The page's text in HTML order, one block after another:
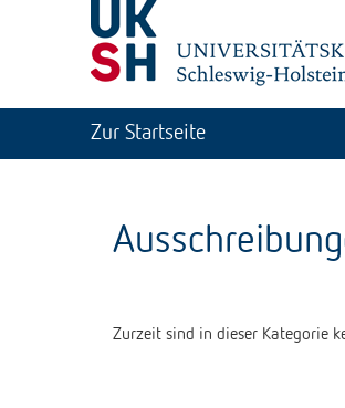
Zur Startseite
Zurzeit sind in dieser Kategorie